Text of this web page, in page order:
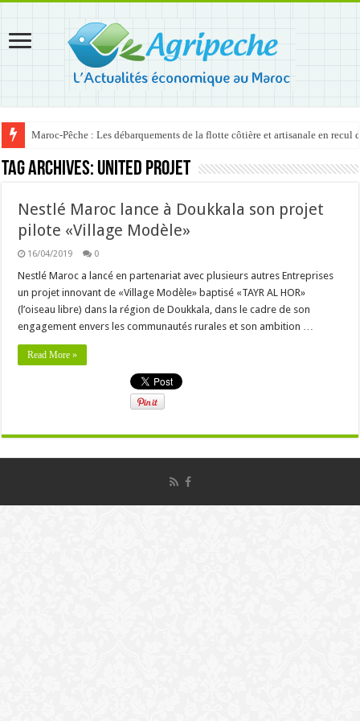
Maroc-Pêche : Les débarquements de la flotte côtière et artisanale en recul
Tag Archives: United Projet
Nestlé Maroc lance à Doukkala son projet
pilote «Village Modèle»
16/04/2019 0
Nestlé Maroc a lancé en partenariat avec plusieurs autres Entreprises
un projet innovant de «Village Modèle» baptisé «TAYR AL HOR»
(l’oiseau libre) dans la région de Doukkala, dans le cadre de son
engagement envers les communautés rurales et son ambition …
Read More »